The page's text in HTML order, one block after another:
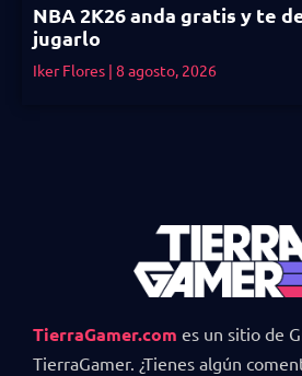
NBA 2K26 anda gratis y te
jugarlo
Iker Flores 8 agosto, 2026
TierraGamer.com es un sitio de
TierraGamer. ¿Tienes algún